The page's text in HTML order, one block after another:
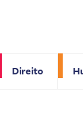
Direito